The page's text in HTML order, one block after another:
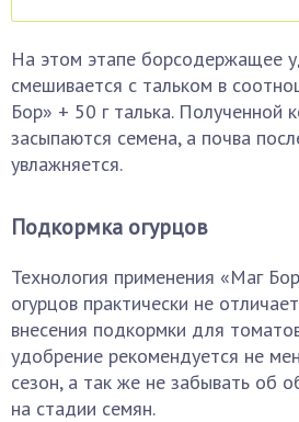
На этом этапе борсодержащее
смешивается с тальком в
Бор» + 50 г талька. Полученной
засыпаются семена, а почва
увлажняется.
Подкормка огурцов
Технология применения «Маг
огурцов практически не
внесения подкормки для
удобрение рекомендуется не
сезон, а так же не забывать об
на стадии семян.